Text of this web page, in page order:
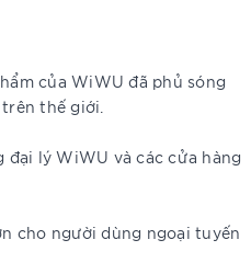
của WiWU đã phủ sóng
thế giới.
lý WiWU và các cửa hàng
cho người dùng ngoại tuyến